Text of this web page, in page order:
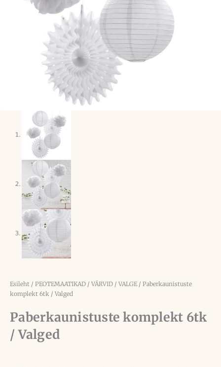
Esileht / PEOTEMAATIKAD / VÄRVID / VALGE/ Paberkaunistuste
komplekt 6tk / Valged
Paberkaunistuste komplekt 6tk
/ Valged